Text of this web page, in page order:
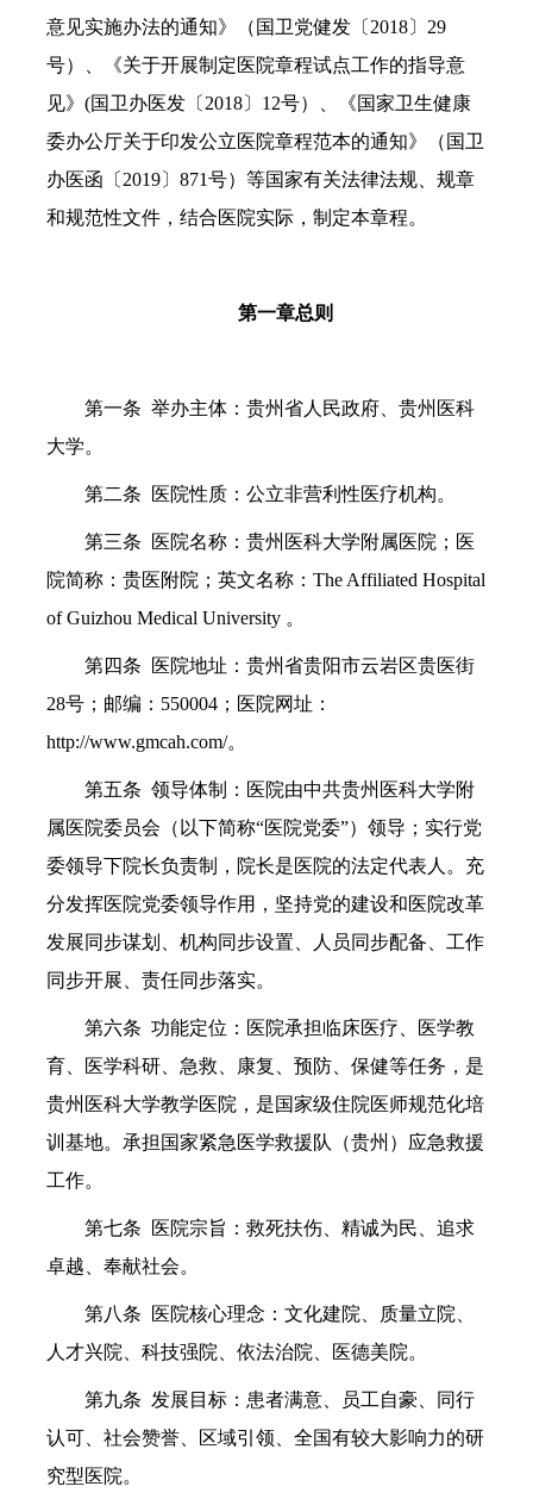
意见实施办法的通知》（国卫党健发〔2018〕29
号）、《关于开展制定医院章程试点工作的指导意
见》(国卫办医发〔2018〕12号）、《国家卫生健康
委办公厅关于印发公立医院章程范本的通知》（国卫
办医函〔2019〕871号）等国家有关法律法规、规章
和规范性文件，结合医院实际，制定本章程。
第一章总则
第一条 举办主体：贵州省人民政府、贵州医科
大学。
第二条 医院性质：公立非营利性医疗机构。
第三条 医院名称：贵州医科大学附属医院；医
院简称：贵医附院；英文名称：The Affiliated Hospital
of Guizhou Medical University 。
第四条 医院地址：贵州省贵阳市云岩区贵医街
28号；邮编：550004；医院网址：
http://www.gmcah.com/。
第五条 领导体制：医院由中共贵州医科大学附
属医院委员会（以下简称“医院党委”）领导；实行党
委领导下院长负责制，院长是医院的法定代表人。充
分发挥医院党委领导作用，坚持党的建设和医院改革
发展同步谋划、机构同步设置、人员同步配备、工作
同步开展、责任同步落实。
第六条 功能定位：医院承担临床医疗、医学教
育、医学科研、急救、康复、预防、保健等任务，是
贵州医科大学教学医院，是国家级住院医师规范化培
训基地。承担国家紧急医学救援队（贵州）应急救援
工作。
第七条 医院宗旨：救死扶伤、精诚为民、追求
卓越、奉献社会。
第八条 医院核心理念：文化建院、质量立院、
人才兴院、科技强院、依法治院、医德美院。
第九条 发展目标：患者满意、员工自豪、同行
认可、社会赞誉、区域引领、全国有较大影响力的研
究型医院。